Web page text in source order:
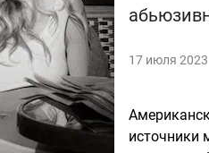
17 июля 2023
источники